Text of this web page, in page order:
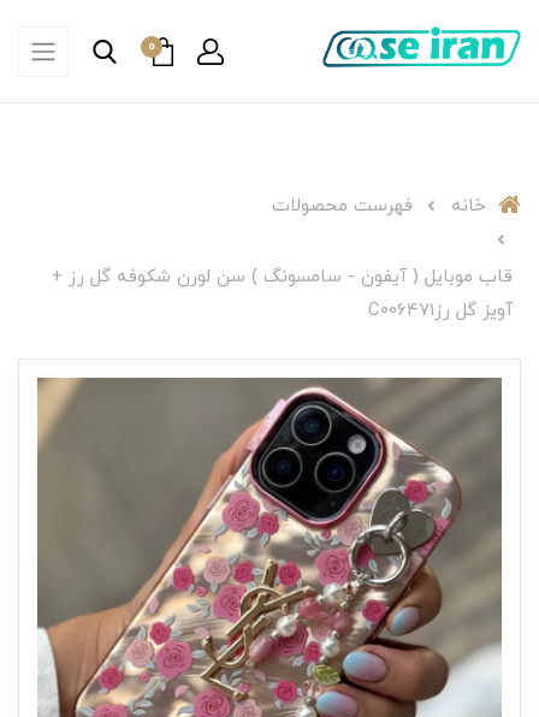
0
خانه فهرست محصولات
قاب موبایل ( آیفون - سامسونگ ) سن لورن شکوفه گل رز +
آویز گل رزC006471